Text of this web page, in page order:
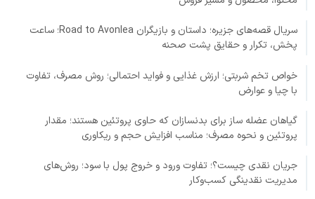
سریال قصه‌های جزیره؛ داستان و بازیگران Road to Avonlea؛ ساعت
پخش، تکرار و حقایق پشت صحنه
خواص تخم شربتی؛ ارزش غذایی و فواید احتمالی؛ روش مصرف، تفاوت
با چیا و عوارض
گیاهان عضله ساز برای بدنسازان که حاوی پروتئین هستند؛ مقدار
پروتئین و نحوه مصرف؛ مناسب افزایش حجم و ریکاوری
جریان نقدی چیست؟؛ تفاوت ورود و خروج پول با سود؛ روش‌های
مدیریت نقدینگی کسب‌وکار